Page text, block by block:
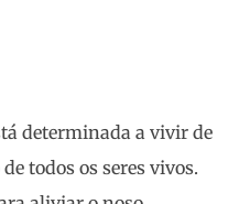
determinada a vivir de
todos os seres vivos.